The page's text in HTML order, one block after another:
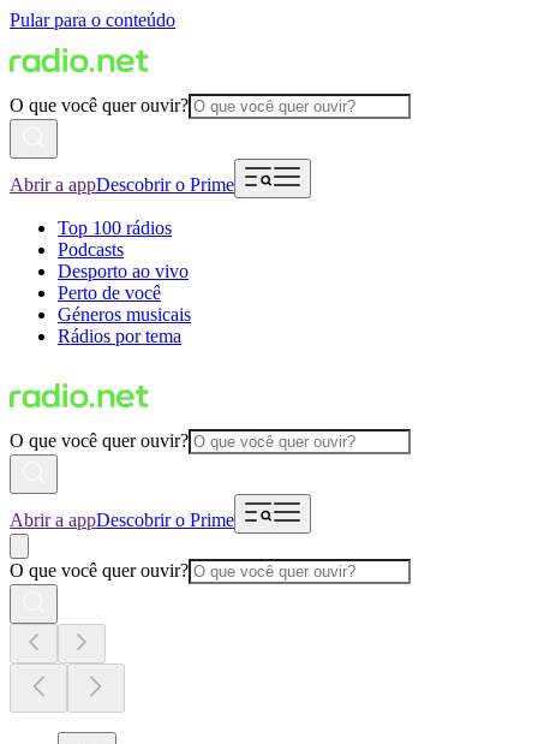
Pular para o conteúdo
O que você quer ouvir?
Abrir a appDescobrir o Prime
Top 100 rádios
Podcasts
Desporto ao vivo
Perto de você
Géneros musicais
Rádios por tema
O que você quer ouvir?
Abrir a appDescobrir o Prime
O que você quer ouvir?